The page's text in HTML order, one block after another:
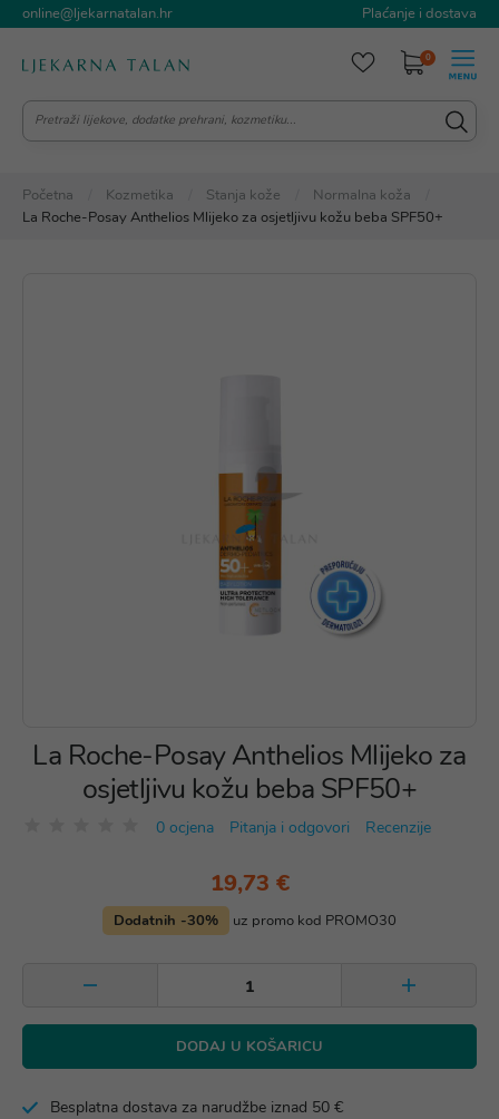
online@ljekarnatalan.hr Plaćanje i dostava
0
Početna Kozmetika Stanja kože
Normalna koža
La Roche-Posay Anthelios Mlijeko za osjetljivu kožu beba SPF50+
La Roche-Posay Anthelios Mlijeko za
osjetljivu kožu beba SPF50+
0 ocjena Pitanja i odgovori Recenzije
19,73 €
Dodatnih -30% uz promo kod PROMO30
DODAJ U KOŠARICU
Besplatna dostava za narudžbe iznad 50 €